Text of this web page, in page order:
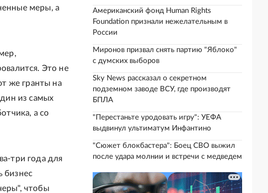
меры, а
Это не
же гранты на
из самых
а со
три года для
бизнес
чтобы
Американский фонд Human Rights
Foundation признали нежелательным в
России
Миронов призвал снять партию "Яблоко"
с думских выборов
Sky News рассказал о секретном
подземном заводе ВСУ, где производят
БПЛА
"Перестаньте уродовать игру": УЕФА
выдвинул ультиматум Инфантино
"Сюжет блокбастера": Боец СВО выжил
после удара молнии и встречи с медведем